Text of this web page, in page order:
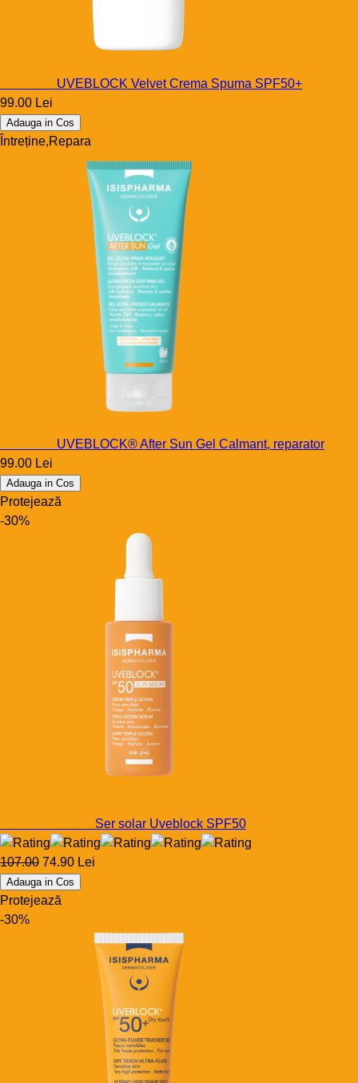
UVEBLOCK Velvet Crema Spuma SPF50+
99.00 Lei
Adauga in Cos
Întreține,Repara
UVEBLOCK® After Sun Gel Calmant, reparator
99.00 Lei
Adauga in Cos
Protejează
-30%
Ser solar Uveblock SPF50
107.00 74.90 Lei
Adauga in Cos
Protejează
-30%